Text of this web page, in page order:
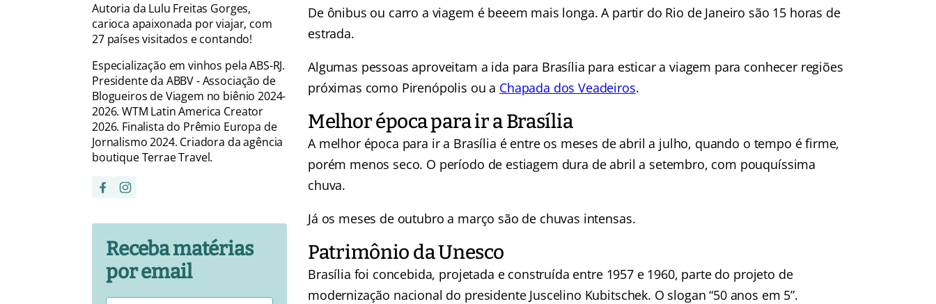
De ônibus ou carro a viagem é beeem mais longa. A partir do Rio de Janeiro são 15 horas de
estrada.
Algumas pessoas aproveitam a ida para Brasília para esticar a viagem para conhecer regiões
próximas como Pirenópolis ou a Chapada dos Veadeiros.
Melhor época para ir a Brasília
A melhor época para ir a Brasília é entre os meses de abril a julho, quando o tempo é firme,
porém menos seco. O período de estiagem dura de abril a setembro, com pouquíssima
chuva.
Já os meses de outubro a março são de chuvas intensas.
Patrimônio da Unesco
Brasília foi concebida, projetada e construída entre 1957 e 1960, parte do projeto de
modernização nacional do presidente Juscelino Kubitschek. O slogan “50 anos em 5”.
Autoria da Lulu Freitas Gorges,
carioca apaixonada por viajar, com
27 países visitados e contando!
Especialização em vinhos pela ABS-RJ.
Presidente da ABBV - Associação de
Blogueiros de Viagem no biênio 2024-
2026. WTM Latin America Creator
2026. Finalista do Prêmio Europa de
Jornalismo 2024. Criadora da agência
boutique Terrae Travel.
Receba matérias
por email